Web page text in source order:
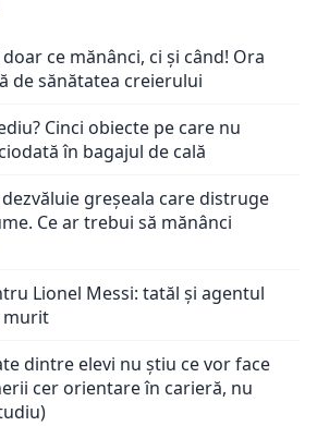
ce mănânci, ci și când! Ora
de sănătatea creierului
Cinci obiecte pe care nu
în bagajul de cală
greșeala care distruge
Ce ar trebui să mănânci
Lionel Messi: tatăl și agentul
murit
dintre elevi nu știu ce vor face
cer orientare în carieră, nu